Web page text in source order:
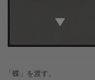
「蝶」を渡す。